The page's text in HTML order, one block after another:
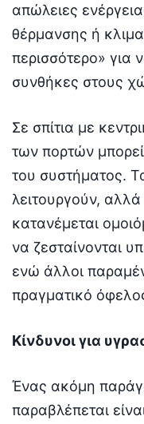
απώλειες
θέρμανσης ή
περισσότερο» για
συνθήκες στους
Σε σπίτια με
των πορτών μπορεί
του συστήματος.
λειτουργούν,
κατανέμεται
να ζεσταίνονται
ενώ άλλοι
πραγματικό
Κίνδυνοι για
Ένας ακόμη
παραβλέπεται